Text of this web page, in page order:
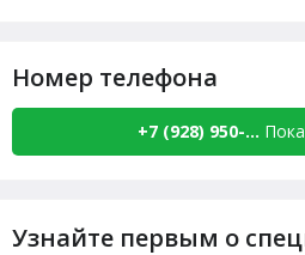
Номер телефона
+7 (928) 950-...
Узнайте первым о